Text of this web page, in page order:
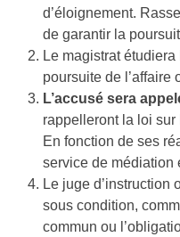
d’éloignement.
de garantir la
Le magistrat
poursuite de l’affaire
L’accusé sera
rappelleront la loi
En fonction de ses
service de médiation
Le juge d’instruction
sous condition,
commun ou